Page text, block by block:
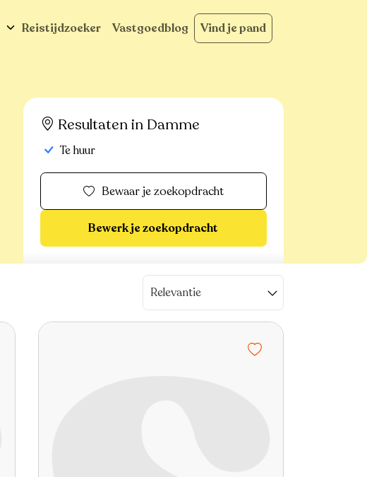
Reistijdzoeker Vastgoedblog Vind je pand
Resultaten in Damme
Te huur
Bewaar je zoekopdracht
Bewerk je zoekopdracht
Relevantie